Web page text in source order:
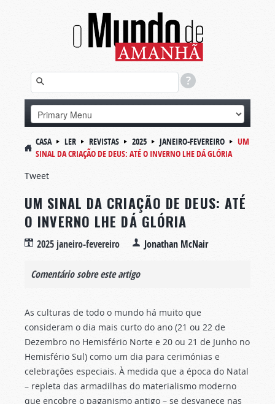
CASA LER REVISTAS 2025 JANEIRO-FEVEREIRO
UM
SINAL DA CRIAÇÃO DE DEUS: ATÉ O INVERNO LHE DÁ GLÓRIA
Tweet
UM SINAL DA CRIAÇÃO DE DEUS: ATÉ
O INVERNO LHE DÁ GLÓRIA
2025 janeiro-fevereiro Jonathan McNair
Comentário sobre este artigo
As culturas de todo o mundo há muito que
consideram o dia mais curto do ano (21 ou 22 de
Dezembro no Hemisfério Norte e 20 ou 21 de Junho no
Hemisfério Sul) como um dia para cerimónias e
celebrações especiais. À medida que a época do Natal
– repleta das armadilhas do materialismo moderno
que encobre o paganismo antigo – se desvanece nas